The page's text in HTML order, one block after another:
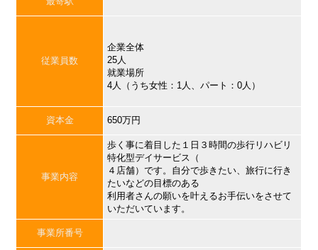
従業員数
企業全体
25人
就業場所
4人（うち女性：1人、パート：0人）
資本金 650万円
事業内容
歩く事に着目した１日３時間の歩行リハビリ
特化型デイサービス（
４店舗）です。自分で歩きたい、旅行に行き
たいなどの目標のある
利用者さんの願いを叶えるお手伝いをさせて
いただいています。
事業所番号